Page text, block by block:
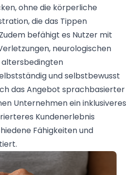
ohne die körperliche
die das Tippen
befähigt es Nutzer mit
neurologischen
altersbedingten
und selbstbewusst
das Angebot sprachbasierter
Unternehmen ein inklusiveres
Kundenerlebnis
Fähigkeiten und